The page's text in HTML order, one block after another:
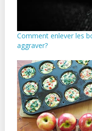
Comment enlever les
aggraver?